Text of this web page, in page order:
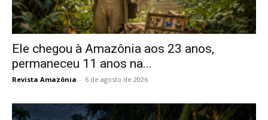
Ele chegou à Amazônia aos 23 anos,
permaneceu 11 anos na...
Revista Amazônia - 6 de agosto de 2026